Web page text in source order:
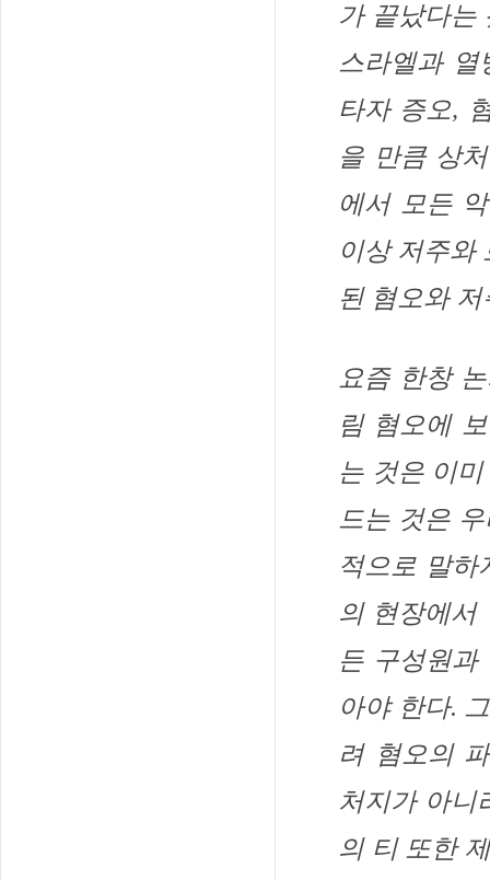
가 끝났다는
스라엘과 열
타자 증오,
을 만큼 상
에서 모든
이상 저주
된 혐오와
요즘 한창
림 혐오에
는 것은 이
드는 것은
적으로 말하
의 현장에서
든 구성원
아야 한다.
려 혐오의
처지가 아니
의 티 또한